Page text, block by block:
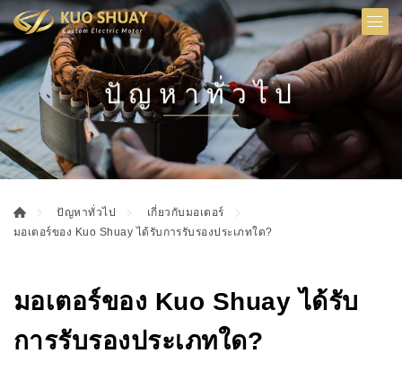
ปัญหาทั่วไป
ปัญหาทั่วไป
เกี่ยวกับมอเตอร์
มอเตอร์ของ Kuo Shuay ได้รับการรับรองประเภทใด?
มอเตอร์ของ Kuo Shuay ได้รับ
การรับรองประเภทใด?